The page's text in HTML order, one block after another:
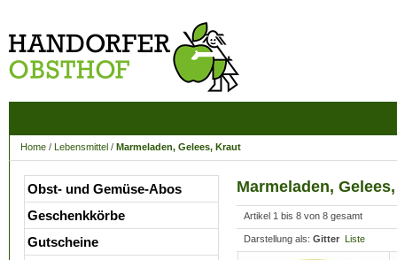
Home / Lebensmittel / Marmeladen, Gelees, Kraut
Marmeladen,
Artikel 1 bis 8 von 8 gesamt
Darstellung als: Gitter Liste
Obst- und Gemüse-Abos
Geschenkkörbe
Gutscheine